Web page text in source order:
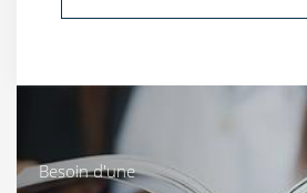
Besoin d'une